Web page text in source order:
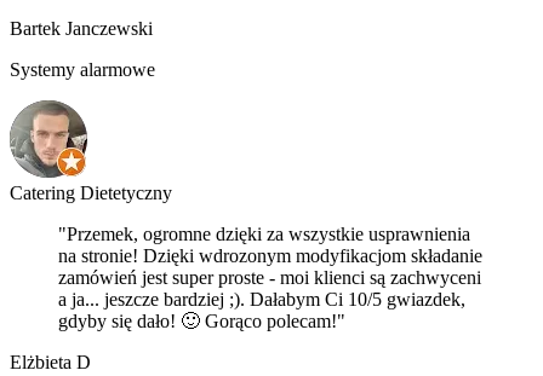
Bartek Janczewski
Systemy alarmowe
Catering Dietetyczny
"Przemek, ogromne dzięki za wszystkie usprawnienia
na stronie! Dzięki wdrozonym modyfikacjom składanie
zamówień jest super proste - moi klienci są zachwyceni
a ja... jeszcze bardziej ;). Dałabym Ci 10/5 gwiazdek,
gdyby się dało! 🙂 Gorąco polecam!"
Elżbieta D